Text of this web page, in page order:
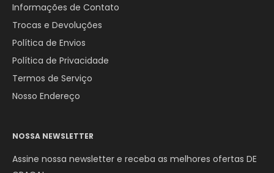
Informações de Contato
Trocas e Devoluções
Política de Envios
Política de Privacidade
Termos de Serviço
Nosso Endereço
NOSSA NEWSLETTER
Assine nossa newsletter e receba as melhores ofertas DE